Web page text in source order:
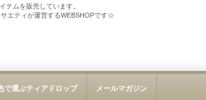
テムを販売しています。
エティが運営するWEBSHOPです☆
で選ぶティアドロップ メールマガジン